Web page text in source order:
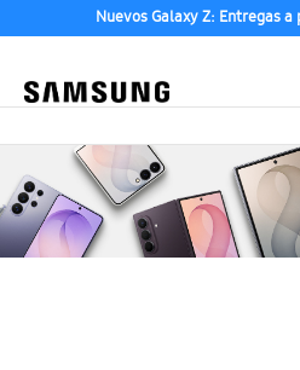
Nuevos Galaxy Z: Entregas